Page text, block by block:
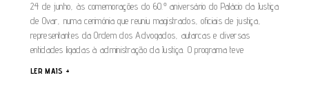
24 de junho, às comemorações do 60.º aniversário do Palácio da Justiça
de Ovar, numa cerimónia que reuniu magistrados, oficiais de justiça,
representantes da Ordem dos Advogados, autarcas e diversas
entidades ligadas à administração da Justiça. O programa teve
LER MAIS +